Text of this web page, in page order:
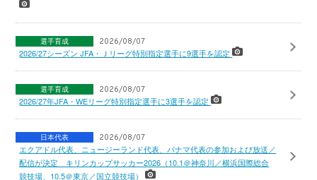
選手育成 2026/08/07
2026/27シーズン JFA・Ｊリーグ特別指定選手に9選手を認定
選手育成 2026/08/07
2026/27年JFA・WEリーグ特別指定選手に3選手を認定
日本代表 2026/08/07
エクアドル代表、ニュージーランド代表、パナマ代表の参加および放送／
配信が決定 キリンカップサッカー2026（10.1＠神奈川／横浜国際総合
競技場、10.5＠東京／国立競技場）